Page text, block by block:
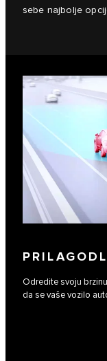
sebe najbolje
Odredite svoju
da se vaše vozilo